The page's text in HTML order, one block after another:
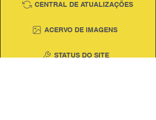
CENTRAL DE ATUALIZAÇÕES
ACERVO DE IMAGENS
STATUS DO SITE